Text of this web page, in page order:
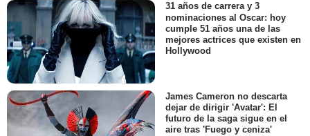
31 años de carrera y 3
nominaciones al Oscar: hoy
cumple 51 años una de las
mejores actrices que existen en
Hollywood
James Cameron no descarta
dejar de dirigir 'Avatar': El
futuro de la saga sigue en el
aire tras 'Fuego y ceniza'